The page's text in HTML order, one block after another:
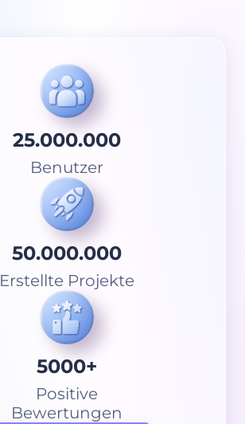
25.000.000
Benutzer
50.000.000
Erstellte Projekte
5000+
Positive
Bewertungen